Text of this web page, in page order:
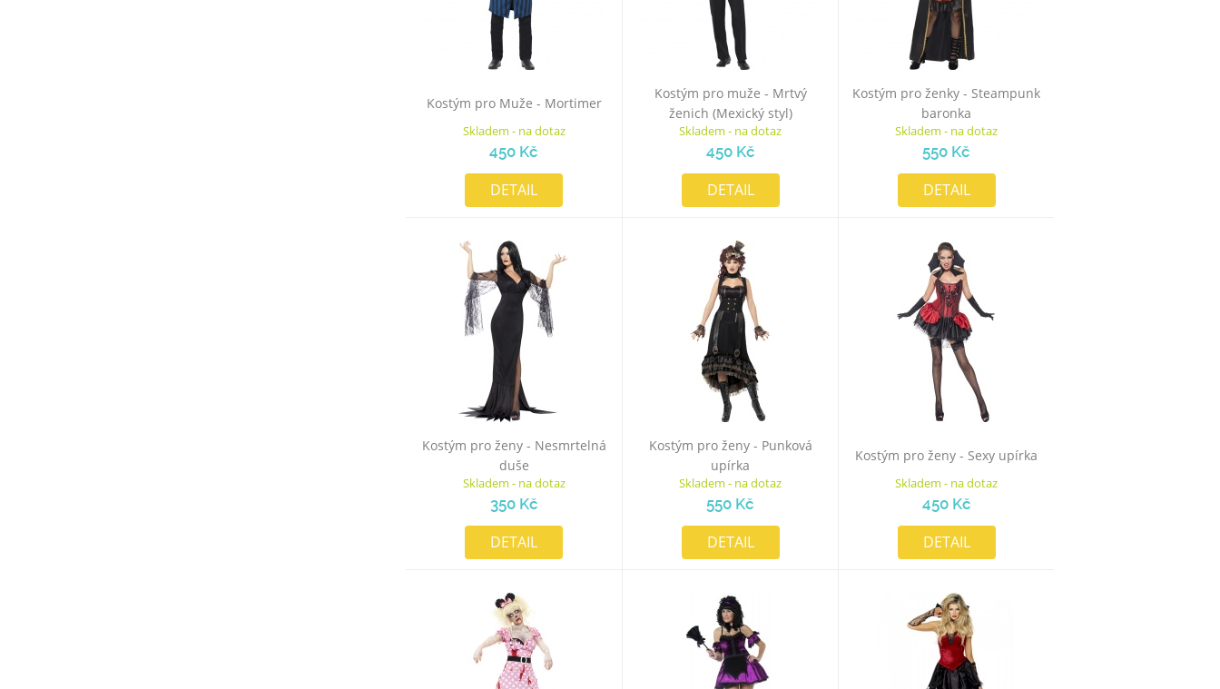
Kostým pro Muže - Mortimer
Skladem - na dotaz
450 Kč
DETAIL
Kostým pro muže - Mrtvý
ženich (Mexický styl)
Skladem - na dotaz
450 Kč
DETAIL
Kostým pro ženky - Steampunk
baronka
Skladem - na dotaz
550 Kč
DETAIL
Kostým pro ženy - Nesmrtelná
duše
Skladem - na dotaz
350 Kč
DETAIL
Kostým pro ženy - Punková
upírka
Skladem - na dotaz
550 Kč
DETAIL
Kostým pro ženy - Sexy upírka
Skladem - na dotaz
450 Kč
DETAIL